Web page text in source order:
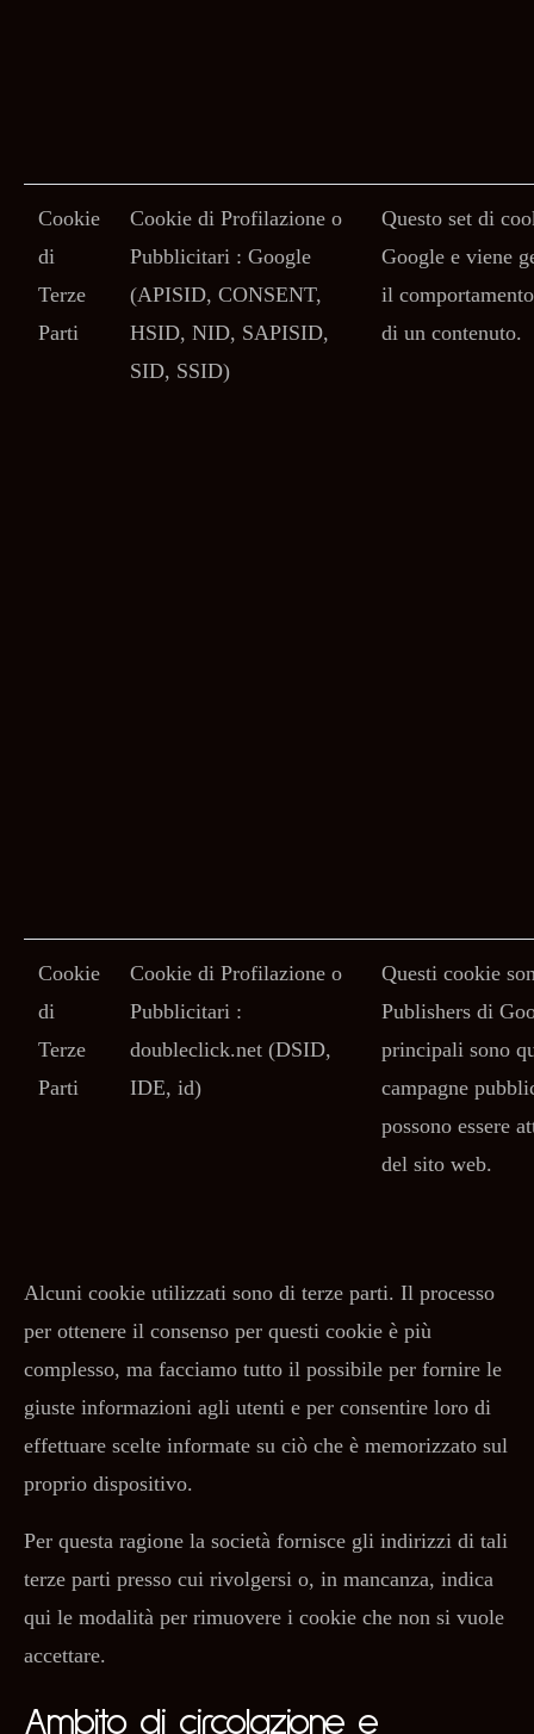
Cookie
di
Terze
Parti
Cookie di Profilazione o
Pubblicitari : Google
(APISID, CONSENT,
HSID, NID, SAPISID,
SID, SSID)
Questo set di
Google e viene
il
di un contenuto.
Cookie
di
Terze
Parti
Cookie di Profilazione o
Pubblicitari :
doubleclick.net (DSID,
IDE, id)
Questi cookie
Publishers di
principali sono
campagne
possono essere
del sito web.
Alcuni cookie utilizzati sono di terze parti. Il processo
per ottenere il consenso per questi cookie è più
complesso, ma facciamo tutto il possibile per fornire le
giuste informazioni agli utenti e per consentire loro di
effettuare scelte informate su ciò che è memorizzato sul
proprio dispositivo.
Per questa ragione la società fornisce gli indirizzi di tali
terze parti presso cui rivolgersi o, in mancanza, indica
qui le modalità per rimuovere i cookie che non si vuole
accettare.
Ambito di circolazione e